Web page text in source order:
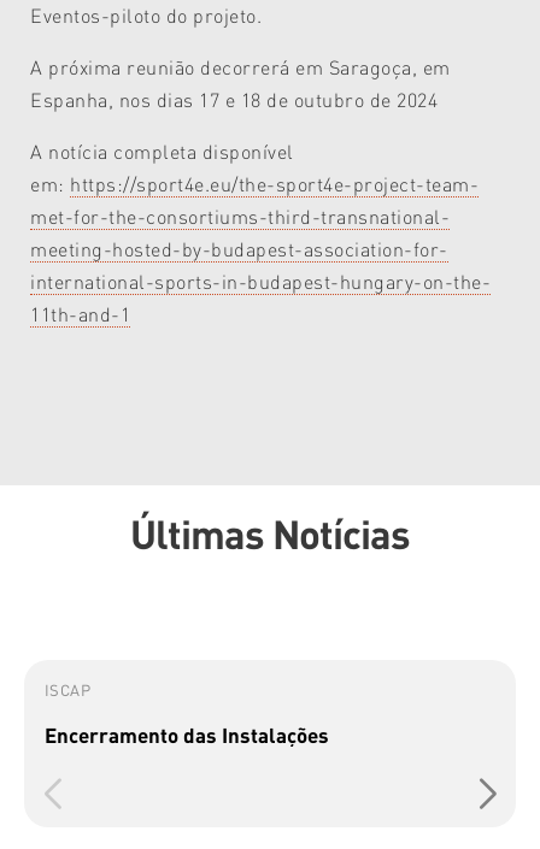
Eventos-piloto do projeto.
A próxima reunião decorrerá em Saragoça, em
Espanha, nos dias 17 e 18 de outubro de 2024
A notícia completa disponível
em: https://sport4e.eu/the-sport4e-project-team-
met-for-the-consortiums-third-transnational-
meeting-hosted-by-budapest-association-for-
international-sports-in-budapest-hungary-on-the-
11th-and-1
Últimas Notícias
ISCAP
Encerramento das Instalações